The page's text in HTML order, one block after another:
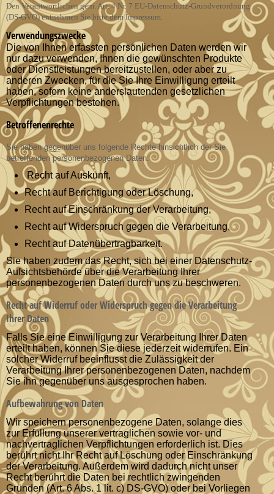
Den Verantwortlichen gem. Art. 4 Nr. 7 EU-Datenschutz-Grundverordnung
(DS-GVO) entnehmen Sie bitte dem Impressum.
Verwendungszwecke
Die von Ihnen erfassten persönlichen Daten werden wir
nur dazu verwenden, Ihnen die gewünschten Produkte
oder Dienstleistungen bereitzustellen, oder aber zu
anderen Zwecken, für die Sie Ihre Einwilligung erteilt
haben, sofern keine anderslautenden gesetzlichen
Verpflichtungen bestehen.
Betroffenenrechte
Sie haben gegenüber uns folgende Rechte hinsichtlich der Sie
betreffenden personenbezogenen Daten:
Recht auf Auskunft,
Recht auf Berichtigung oder Löschung,
Recht auf Einschränkung der Verarbeitung,
Recht auf Widerspruch gegen die Verarbeitung,
Recht auf Datenübertragbarkeit.
Sie haben zudem das Recht, sich bei einer Datenschutz-
Aufsichtsbehörde über die Verarbeitung Ihrer
personenbezogenen Daten durch uns zu beschweren.
Recht auf Widerruf oder Widerspruch gegen die Verarbeitung
Ihrer Daten
Falls Sie eine Einwilligung zur Verarbeitung Ihrer Daten
erteilt haben, können Sie diese jederzeit widerrufen. Ein
solcher Widerruf beeinflusst die Zulässigkeit der
Verarbeitung Ihrer personenbezogenen Daten, nachdem
Sie ihn gegenüber uns ausgesprochen haben.
Aufbewahrung von Daten
Wir speichern personenbezogene Daten, solange dies
zur Erfüllung unserer vertraglichen sowie vor- und
nachvertraglichen Verpflichtungen erforderlich ist. Dies
berührt nicht Ihr Recht auf Löschung oder Einschränkung
der Verarbeitung. Außerdem wird dadurch nicht unser
Recht berührt die Daten bei rechtlich zwingenden
Gründen (Art. 6 Abs. 1 lit. c) DS-GVO) oder bei Vorliegen